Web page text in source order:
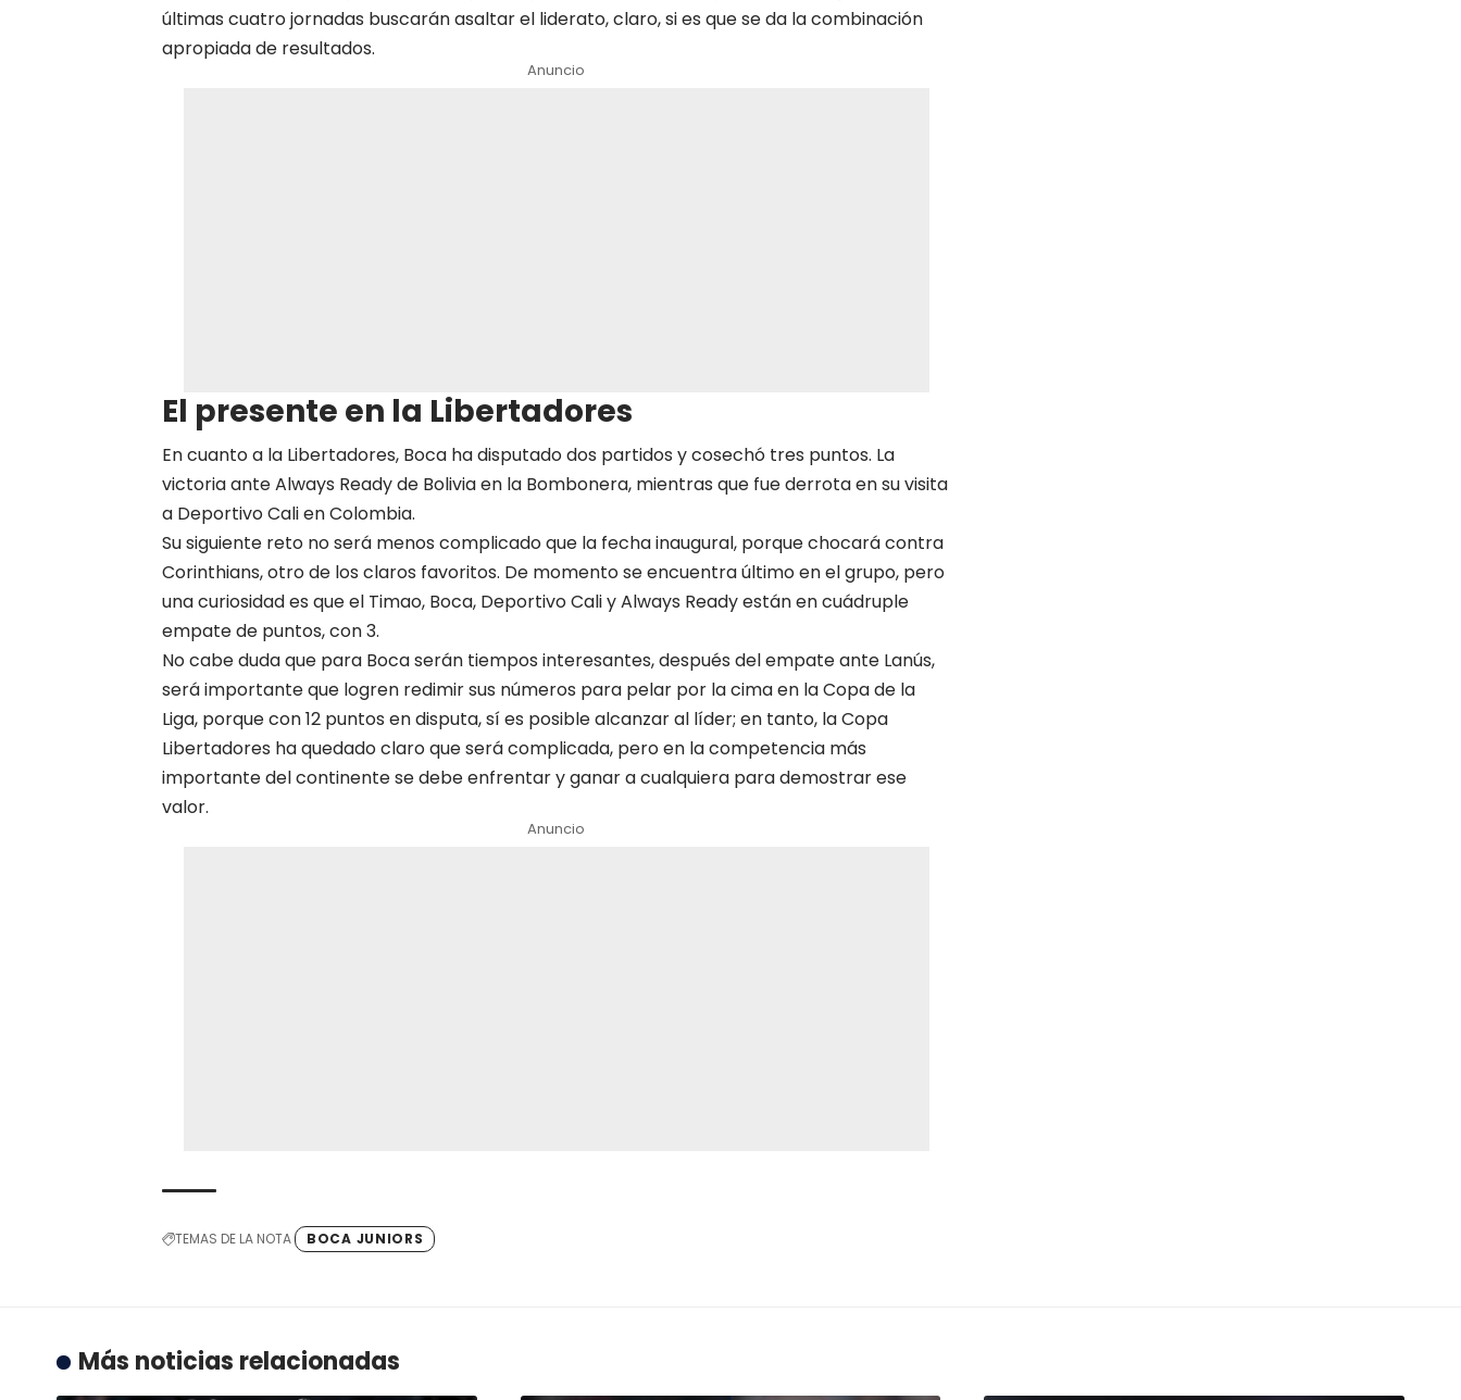
últimas cuatro jornadas buscarán asaltar el liderato, claro, si es que se da la combinación
apropiada de resultados.
Anuncio
El presente en la Libertadores
En cuanto a la Libertadores, Boca ha disputado dos partidos y cosechó tres puntos. La
victoria ante Always Ready de Bolivia en la Bombonera, mientras que fue derrota en su visita
a Deportivo Cali en Colombia.
Su siguiente reto no será menos complicado que la fecha inaugural, porque chocará contra
Corinthians, otro de los claros favoritos. De momento se encuentra último en el grupo, pero
una curiosidad es que el Timao, Boca, Deportivo Cali y Always Ready están en cuádruple
empate de puntos, con 3.
No cabe duda que para Boca serán tiempos interesantes, después delempate ante Lanús,
será importante que logren redimir sus números para pelar por la cima en la Copa de la
Liga, porque con 12 puntos en disputa, sí es posible alcanzar al líder; en tanto, la Copa
Libertadores ha quedado claro que será complicada, pero en la competencia más
importante del continente se debe enfrentar y ganar a cualquiera para demostrar ese
valor.
Anuncio
TEMAS DE LA NOTA BOCA JUNIORS
Más noticias relacionadas